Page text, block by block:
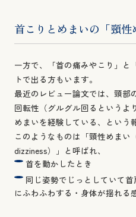
首こりとめまいの「頸
一方で、「首の痛みやこり」と
トで出る方もいます。
最近のレビュー論文では、頸部
回転性（グルグル回るというよ
めまいを経験している、という
このようなものは「頸性めまい
dizziness）」と呼ばれ、
首を動かしたとき
同じ姿勢でじっとしていて
にふわふわする・身体が揺れる